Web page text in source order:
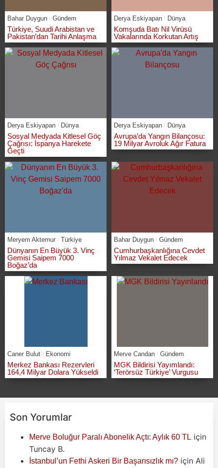
Bahar Duygun Gündem
Türkiye, Suudi Arabistan ve
Pakistan’dan Tarihi Anlaşma
Derya Eskiyapan Dünya
Komşuda Batı Nil Virüsü
Vakalarında Korkutan Artış
Derya Eskiyapan Dünya
Sosyal Medyada Kitlesel Göç
Çağrısı: İspanya Harekete
Geçti
Derya Eskiyapan Dünya
Avrupa’da Yangın Bilançosu:
19 Milyar Avroluk Ağır Fatura
Meryem Aktemur Türkiye
Dünyanın En Büyük 3. Vinç
Gemisi Saipem 7000
Boğaz’da
Bahar Duygun Gündem
Cumhurbaşkanlığına Cevdet
Yılmaz Vekalet Edecek
Caner Bulut Ekonomi
Merkez Bankası Rezervleri
164,4 Milyar Dolara Yükseldi
Merve Candan Gündem
MGK Bildirisi Yayımlandı:
‘Terörsüz Türkiye’ Vurgusu
Son Yorumlar
Merve Boluğur Paralı Abonelik Açtı: Aylık 60 TL için
Tuncay B.
İstanbul’un Fethi Askeri Bir Başarısızlık mı? için Ali